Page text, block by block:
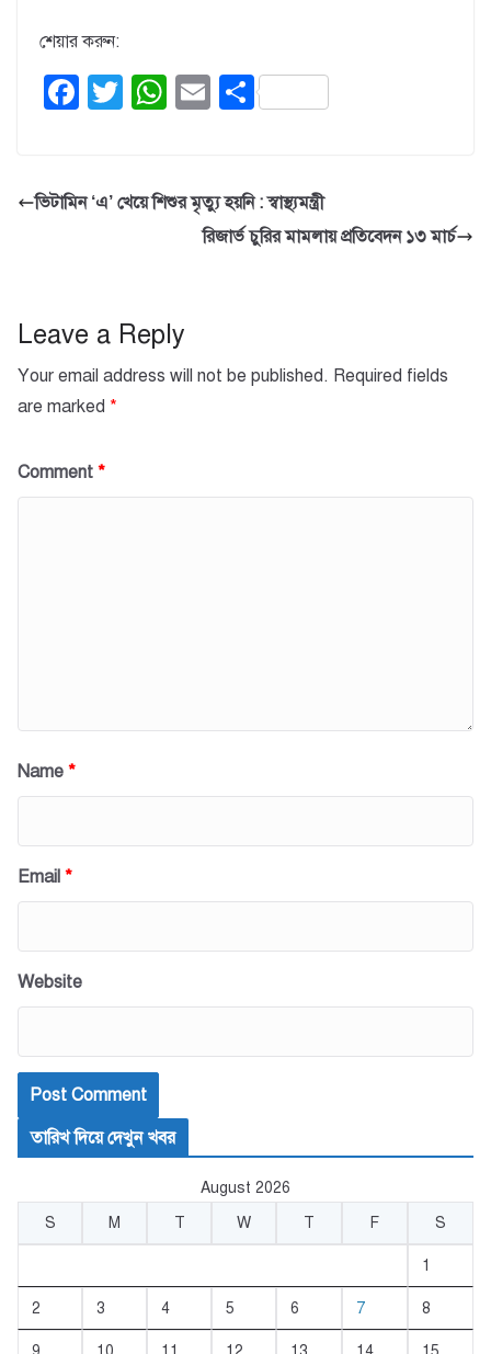
শেয়ার করুন:
F
e
k
T
er
W
s
E S
e
ভিটামিন ‘এ’ খেয়ে শিশুর মৃত্যু হয়নি : স্বাস্থ্যমন্ত্রী
রিজার্ভ চুরির মামলায় প্রতিবেদন ১৩ মার্চ
Leave a Reply
Your email address will not be published. Required fields
are marked *
Comment *
Name *
Email *
Website
তারিখ দিয়ে দেখুন খবর
August 2026
S
M T W T F S
1
2 3 4 5 6 7 8